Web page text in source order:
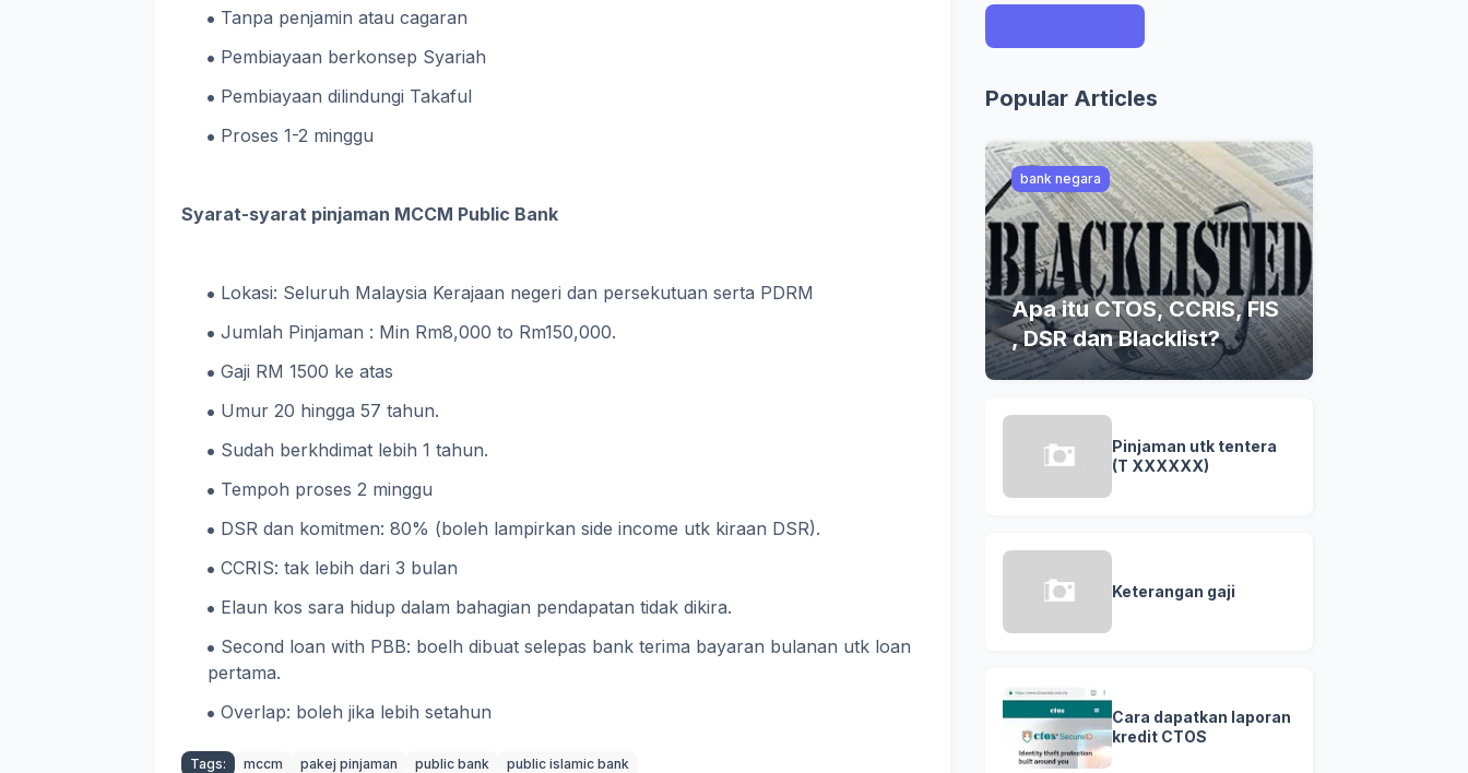
Tanpa penjamin atau cagaran
Pembiayaan berkonsep Syariah
Pembiayaan dilindungi Takaful
Proses 1-2 minggu
Syarat-syarat pinjaman MCCM Public Bank
Lokasi: Seluruh Malaysia Kerajaan negeri dan persekutuan serta PDRM
Jumlah Pinjaman : Min Rm8,000 to Rm150,000.
Gaji RM 1500 ke atas
Umur 20 hingga 57 tahun.
Sudah berkhdimat lebih 1 tahun.
Tempoh proses 2 minggu
DSR dan komitmen: 80% (boleh lampirkan side income utk kiraan DSR).
CCRIS: tak lebih dari 3 bulan
Elaun kos sara hidup dalam bahagian pendapatan tidak dikira.
Second loan with PBB: boelh dibuat selepas bank terima bayaran bulanan utk loan
pertama.
Overlap: boleh jika lebih setahun
Tags: mccm pakej pinjaman public bank public islamic bank
Popular Articles
bank negara
Apa itu CTOS, CCRIS, FIS
, DSR dan Blacklist?
Pinjaman utk tentera
(T XXXXXX)
Keterangan gaji
Cara dapatkan laporan
kredit CTOS